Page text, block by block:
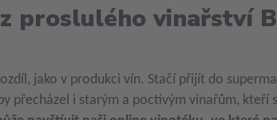
proslulého vinařství
jako v produkci vín. Stačí přijít do
přecházel i starým a poctivým vinařům, kteří